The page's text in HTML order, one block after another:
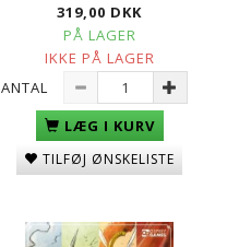
319,00 DKK
PÅ LAGER
IKKE PÅ LAGER
ANTAL
LÆG I KURV
TILFØJ ØNSKELISTE